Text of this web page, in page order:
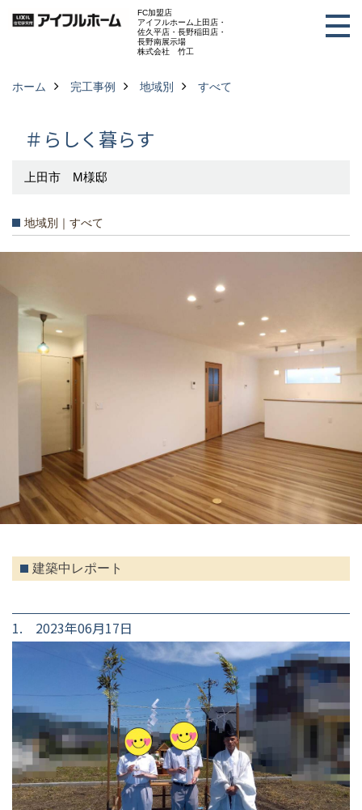
FC加盟店
アイフルホーム上田店・
佐久平店・長野稲田店・
長野南展示場
株式会社 竹工
ホーム 完工事例 地域別 すべて
＃らしく暮らす
上田市 M様邸
地域別｜すべて
建築中レポート
1. 2023年06月17日